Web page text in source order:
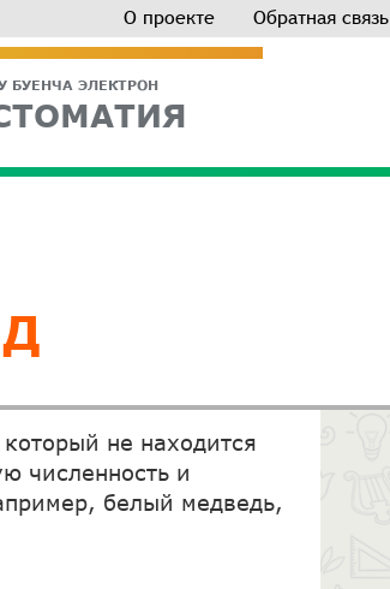
О проекте Обратная связь
БУЕНЧА ЭЛЕКТРОН
не находится
численность и
белый медведь,